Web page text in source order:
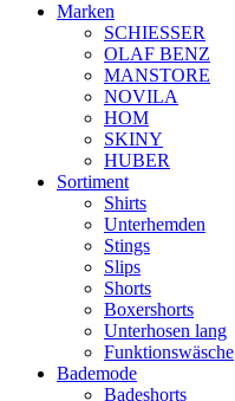
Marken
SCHIESSER
OLAF BENZ
MANSTORE
NOVILA
HOM
SKINY
HUBER
Sortiment
Shirts
Unterhemden
Stings
Slips
Shorts
Boxershorts
Unterhosen lang
Funktionswäsche
Bademode
Badeshorts